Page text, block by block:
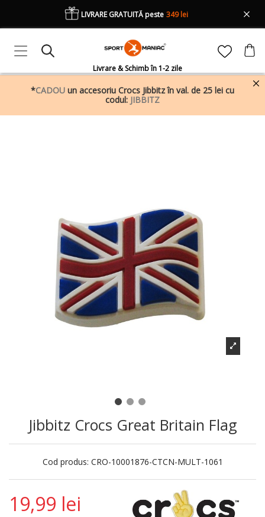
Livrare & Schimb în 1-2 zile
LIVRARE GRATUITĂ peste 349 lei
*CADOU un accesoriu Crocs Jibbitz în val. de 25 lei cu
codul: JIBBITZ
Jibbitz Crocs Great Britain Flag
Cod produs: CRO-10001876-CTCN-MULT-1061
19,99 lei